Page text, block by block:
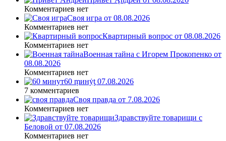
Комментариев нет
Своя игра от 08.08.2026
Комментариев нет
Квартирный вопрос от 08.08.2026
Комментариев нет
Военная тайна с Игорем Прокопенко от
08.08.2026
Комментариев нет
60 ṃинẏƫ 07.08.2026
7 комментариев
Своя правда от 7.08.2026
Комментариев нет
Здравствуйте товарищи с
Беловой от 07.08.2026
Комментариев нет